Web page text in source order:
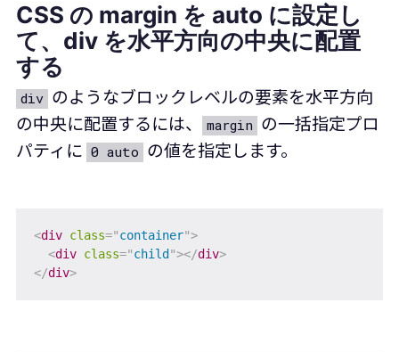
CSS の margin を auto に設定し
て、div を水平方向の中央に配置
する
div のようなブロックレベルの要素を水平方向
の中央に配置するには、
margin の一括指定プロ
パティに 0 auto の値を指定します。
<div class="container">
<div class="child "></div>
</div>